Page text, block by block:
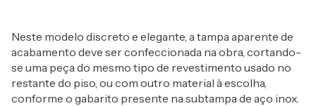
Neste modelo discreto e elegante, a tampa aparente de
acabamento deve ser confeccionada na obra, cortando-
se uma peça do mesmo tipo de revestimento usado no
restante do piso, ou com outro material à escolha,
conforme o gabarito presente na subtampa de aço inox.